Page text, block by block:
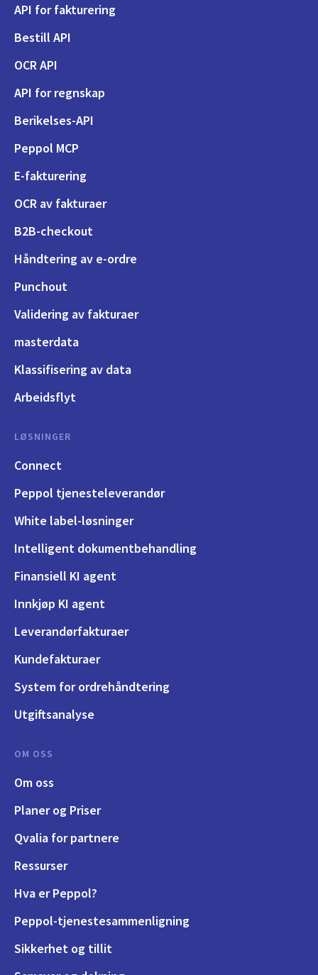
API for fakturering
Bestill API
OCR API
API for regnskap
Berikelses-API
Peppol MCP
E-fakturering
OCR av fakturaer
B2B-checkout
Håndtering av e-ordre
Punchout
Validering av fakturaer
masterdata
Klassifisering av data
Arbeidsflyt
LØSNINGER
Connect
Peppol tjenesteleverandør
White label-løsninger
Intelligent dokumentbehandling
Finansiell KI agent
Innkjøp KI agent
Leverandørfakturaer
Kundefakturaer
System for ordrehåndtering
Utgiftsanalyse
OM OSS
Om oss
Planer og Priser
Qvalia for partnere
Ressurser
Hva er Peppol?
Peppol-tjenestesammenligning
Sikkerhet og tillit